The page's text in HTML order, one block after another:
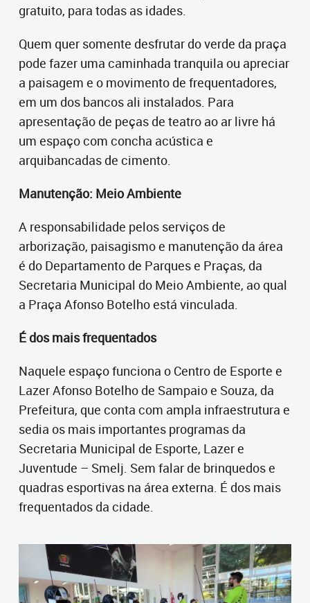
gratuito, para todas as idades.
Quem quer somente desfrutar do verde da praça
pode fazer uma caminhada tranquila ou apreciar
a paisagem e o movimento de frequentadores,
em um dos bancos ali instalados. Para
apresentação de peças de teatro ao ar livre há
um espaço com concha acústica e
arquibancadas de cimento.
Manutenção: Meio Ambiente
A responsabilidade pelos serviços de
arborização, paisagismo e manutenção da área
é do Departamento de Parques e Praças, da
Secretaria Municipal do Meio Ambiente, ao qual
a Praça Afonso Botelho está vinculada.
É dos mais frequentados
Naquele espaço funciona o Centro de Esporte e
Lazer Afonso Botelho de Sampaio e Souza, da
Prefeitura, que conta com ampla infraestrutura e
sedia os mais importantes programas da
Secretaria Municipal de Esporte, Lazer e
Juventude – Smelj. Sem falar de brinquedos e
quadras esportivas na área externa. É dos mais
frequentados da cidade.